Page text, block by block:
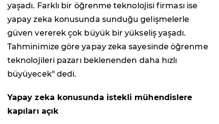
yaşadı. Farklı bir öğrenme teknolojisi firması ise
yapay zeka konusunda sunduğu gelişmelerle
güven vererek çok büyük bir yükseliş yaşadı.
Tahminimize göre yapay zeka sayesinde öğrenme
teknolojileri pazarı beklenenden daha hızlı
büyüyecek" dedi.
Yapay zeka konusunda istekli mühendislere
kapıları açık